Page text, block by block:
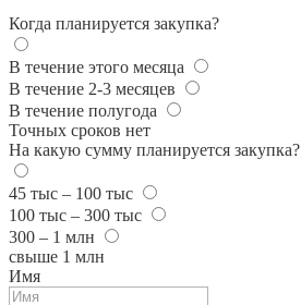
Когда планируется закупка?
В течение этого месяца
В течение 2-3 месяцев
В течение полугода
Точных сроков нет
На какую сумму планируется закупка?
45 тыс – 100 тыс
100 тыс – 300 тыс
300 – 1 млн
свыше 1 млн
Имя